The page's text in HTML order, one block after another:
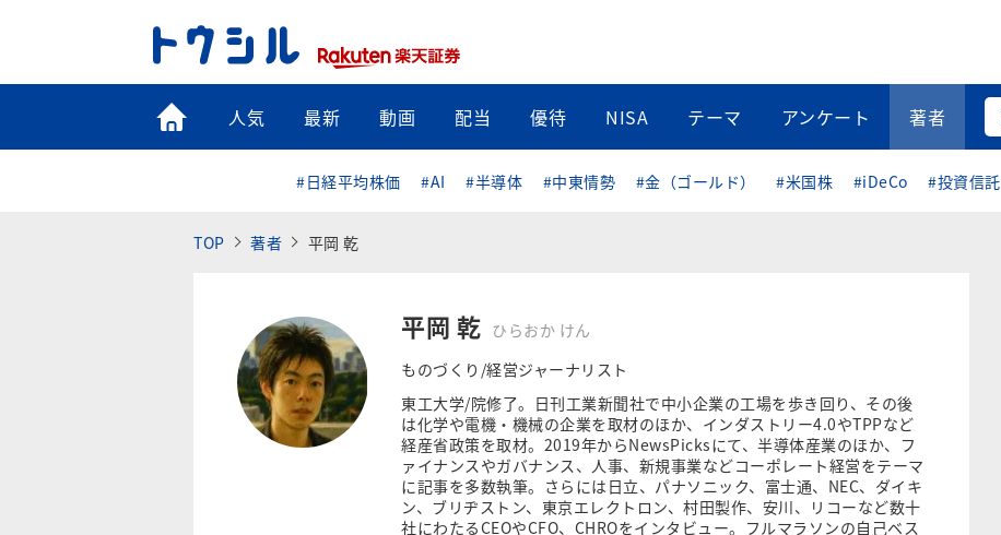
トップ
人気 最新 動画 配当 優待 NISA テーマ アンケート 著者
#日経平均株価 #AI #半導体 #中東情勢 #金（ゴールド） #米国株 #iDeCo #投資信託
TOP 著者 平岡 乾
平岡 乾 ひらおか けん
ものづくり/経営ジャーナリスト
東工大学/院修了。日刊工業新聞社で中小企業の工場を歩き回り、その後
は化学や電機・機械の企業を取材のほか、インダストリー4.0やTPPなど
経産省政策を取材。2019年からNewsPicksにて、半導体産業のほか、フ
ァイナンスやガバナンス、人事、新規事業などコーポレート経営をテーマ
に記事を多数執筆。さらには日立、パナソニック、富士通、NEC、ダイキ
ン、ブリヂストン、東京エレクトロン、村田製作、安川、リコーなど数十
社にわたるCEOやCFO、CHROをインタビュー。フルマラソンの自己ベス